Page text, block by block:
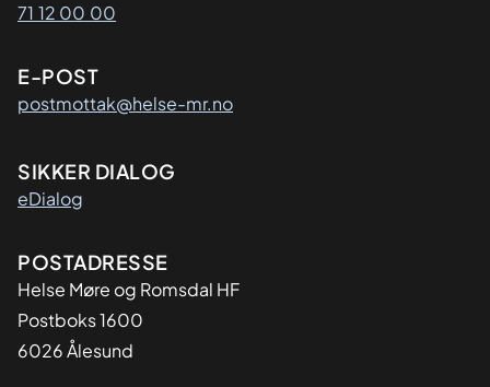
71 12 00 00
E-POST
postmottak@helse-mr.no
SIKKER DIALOG
eDialog
Adresse
POSTADRESSE
Helse Møre og Romsdal HF
Postboks 1600
6026 Ålesund